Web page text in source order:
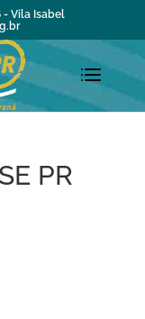
- Vila Isabel
PR